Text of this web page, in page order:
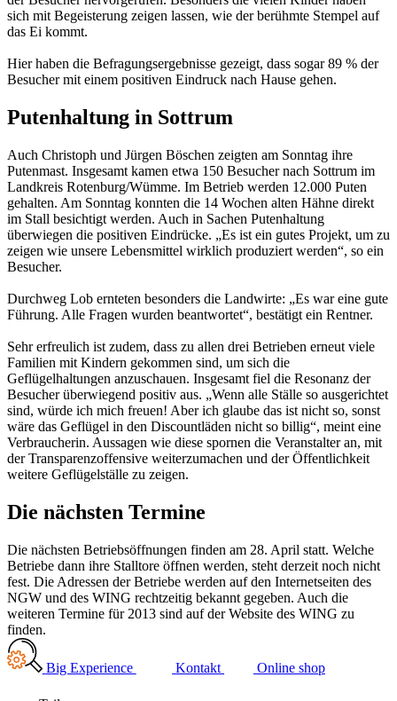
sich mit Begeisterung zeigen lassen, wie der berühmte Stempel auf
das Ei kommt.
Hier haben die Befragungsergebnisse gezeigt, dass sogar 89 % der
Besucher mit einem positiven Eindruck nach Hause gehen.
Putenhaltung in Sottrum
Auch Christoph und Jürgen Böschen zeigten am Sonntag ihre
Putenmast. Insgesamt kamen etwa 150 Besucher nach Sottrum im
Landkreis Rotenburg/Wümme. Im Betrieb werden 12.000 Puten
gehalten. Am Sonntag konnten die 14 Wochen alten Hähne direkt
im Stall besichtigt werden. Auch in Sachen Putenhaltung
überwiegen die positiven Eindrücke. „Es ist ein gutes Projekt, um zu
zeigen wie unsere Lebensmittel wirklich produziert werden“, so ein
Besucher.
Durchweg Lob ernteten besonders die Landwirte: „Es war eine gute
Führung. Alle Fragen wurden beantwortet“, bestätigt ein Rentner.
Sehr erfreulich ist zudem, dass zu allen drei Betrieben erneut viele
Familien mit Kindern gekommen sind, um sich die
Geflügelhaltungen anzuschauen. Insgesamt fiel die Resonanz der
Besucher überwiegend positiv aus. „Wenn alle Ställe so ausgerichtet
sind, würde ich mich freuen! Aber ich glaube das ist nicht so, sonst
wäre das Geflügel in den Discountläden nicht so billig“, meint eine
Verbraucherin. Aussagen wie diese spornen die Veranstalter an, mit
der Transparenzoffensive weiterzumachen und der Öffentlichkeit
weitere Geflügelställe zu zeigen.
Die nächsten Termine
Die nächsten Betriebsöffnungen finden am 28. April statt. Welche
Betriebe dann ihre Stalltore öffnen werden, steht derzeit noch nicht
fest. Die Adressen der Betriebe werden auf den Internetseiten des
NGW und des WING rechtzeitig bekannt gegeben. Auch die
weiteren Termine für 2013 sind auf der Website des WING zu
finden.
Big Experience Kontakt Online shop